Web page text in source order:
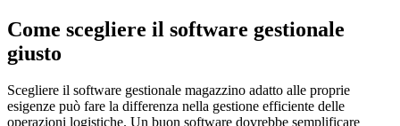
Come scegliere il software gestionale
giusto
Scegliere il software gestionale magazzino adatto alle proprie
esigenze può fare la differenza nella gestione efficiente delle
operazioni logistiche. Un buon software dovrebbe semplificare